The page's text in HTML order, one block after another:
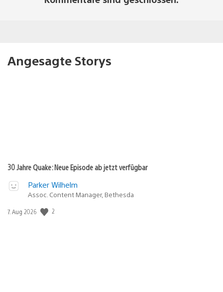
Angesagte Storys
30 Jahre Quake: Neue Episode ab jetzt verfügbar
Parker Wilhelm
Assoc. Content Manager, Bethesda
Veröffentlichungsdatum:
7. Aug 2026 2